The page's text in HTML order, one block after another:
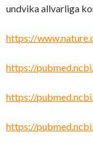
undvika allvarliga
https://
https://
https://
https://